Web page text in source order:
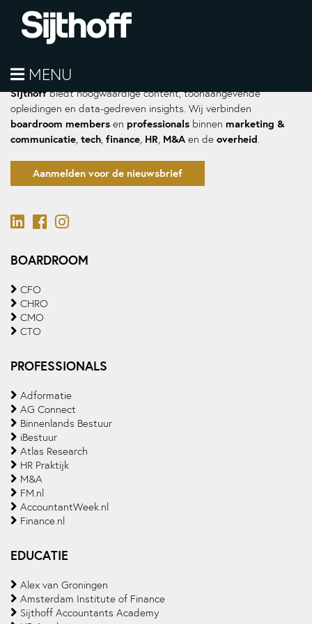
MENU
Sijthoffbiedt hoogwaardige content, toonaangevende
opleidingen en data-gedreven insights. Wij verbinden
boardroom members en professionals binnen marketing &
communicatie, tech, finance, HR, M&A en de overheid.
Aanmelden voor de nieuwsbrief
BOARDROOM
CFO
CHRO
CMO
CTO
PROFESSIONALS
Adformatie
AG Connect
Binnenlands Bestuur
iBestuur
Atlas Research
HR Praktijk
M&A
FM.nl
AccountantWeek.nl
Finance.nl
EDUCATIE
Alex van Groningen
Amsterdam Institute of Finance
Sijthoff Accountants Academy